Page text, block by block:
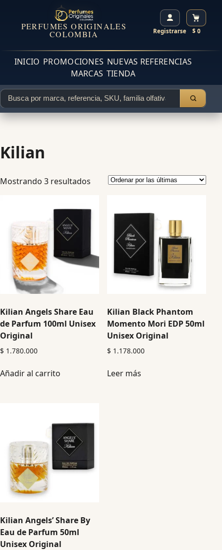
PERFUMES ORIGINALES
COLOMBIA Registrarse $ 0
INICIO PROMOCIONES NUEVAS REFERENCIAS
MARCAS TIENDA
Kilian
Mostrando 3 resultados
Kilian Angels Share Eau
de Parfum 100ml Unisex
Original
$ 1.780.000
Añadir al carrito
Kilian Black Phantom
Momento Mori EDP 50ml
Unisex Original
$ 1.178.000
Leer más
Kilian Angels’ Share By
Eau de Parfum 50ml
Unisex Original